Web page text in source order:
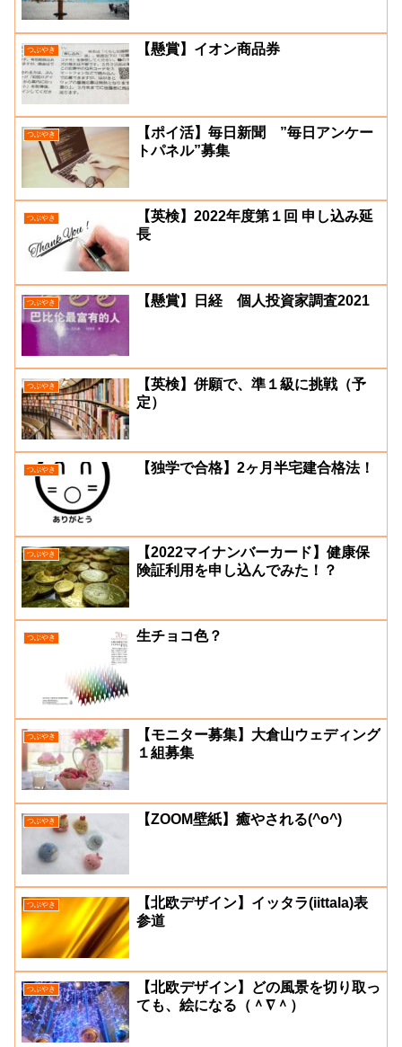
つぶやき 【懸賞】イオン商品券
つぶやき
【ポイ活】毎日新聞 ”毎日アンケー
トパネル”募集
つぶやき
【英検】2022年度第１回 申し込み延
長
つぶやき 【懸賞】日経 個人投資家調査2021
つぶやき
【英検】併願で、準１級に挑戦（予
定）
つぶやき 【独学で合格】2ヶ月半宅建合格法！
つぶやき
【2022マイナンバーカード】健康保
険証利用を申し込んでみた！？
つぶやき 生チョコ色？
つぶやき
【モニター募集】大倉山ウェディング
１組募集
つぶやき 【ZOOM壁紙】癒やされる(^o^)
つぶやき
【北欧デザイン】イッタラ(iittala)表
参道
つぶやき
【北欧デザイン】どの風景を切り取っ
ても、絵になる（＾∇＾）